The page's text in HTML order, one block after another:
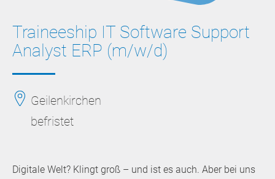
Traineeship IT Software Support
Analyst ERP (m/w/d)
Geilenkirchen
befristet
Digitale Welt? Klingt groß – und ist es auch. Aber bei uns